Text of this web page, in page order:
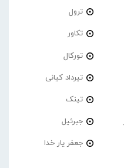
ترول
تکاور
تورکال
تیرداد کیانی
تینک
جبرئیل
جعفر یار خدا